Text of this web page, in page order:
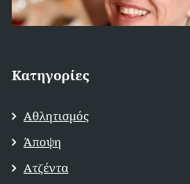
Κατηγορίες
Αθλητισμός
Άποψη
Ατζέντα